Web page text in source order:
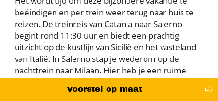
beëindigen en per trein weer terug naar huis te
reizen. De treinreis van Catania naar Salerno
begint rond 11:30 uur en biedt een prachtig
uitzicht op de kustlijn van Sicilië en het vasteland
van Italië. In Salerno stap je wederom op de
nachttrein naar Milaan. Hier heb je een ruime
Centrale en kun je verder reizen naar Frankfurt.
Voorstel op maat